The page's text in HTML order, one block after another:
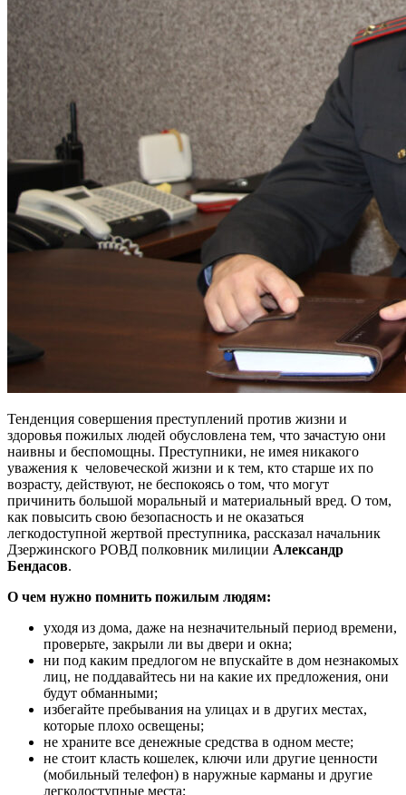
Тенденция совершения преступлений против жизни и
здоровья пожилых людей обусловлена тем, что зачастую они
наивны и беспомощны. Преступники, не имея никакого
уважения к человеческой жизни и к тем, кто старше их по
возрасту, действуют, не беспокоясь о том, что могут
причинить большой моральный и материальный вред. О том,
как повысить свою безопасность и не оказаться
легкодоступной жертвой преступника, рассказал начальник
Дзержинского РОВД полковник милиции Александр
Бендасов.
О чем нужно помнить пожилым людям:
уходя из дома, даже на незначительный период времени,
проверьте, закрыли ли вы двери и окна;
ни под каким предлогом не впускайте в дом незнакомых
лиц, не поддавайтесь ни на какие их предложения, они
будут обманными;
избегайте пребывания на улицах и в других местах,
которые плохо освещены;
не храните все денежные средства в одном месте;
не стоит класть кошелек, ключи или другие ценности
(мобильный телефон) в наружные карманы и другие
легкодоступные места;